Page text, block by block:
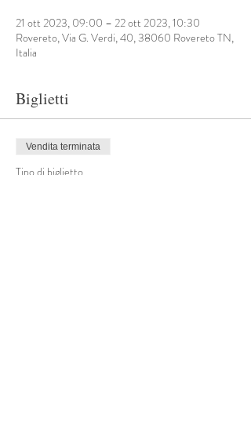
21 ott 2023, 09:00 – 22 ott 2023, 10:30
Rovereto, Via G. Verdi, 40, 38060 Rovereto TN,
Italia
Biglietti
Vendita terminata
Tipo di biglietto